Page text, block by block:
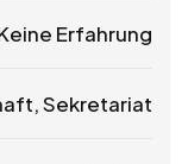
Erfahrung
Sekretariat